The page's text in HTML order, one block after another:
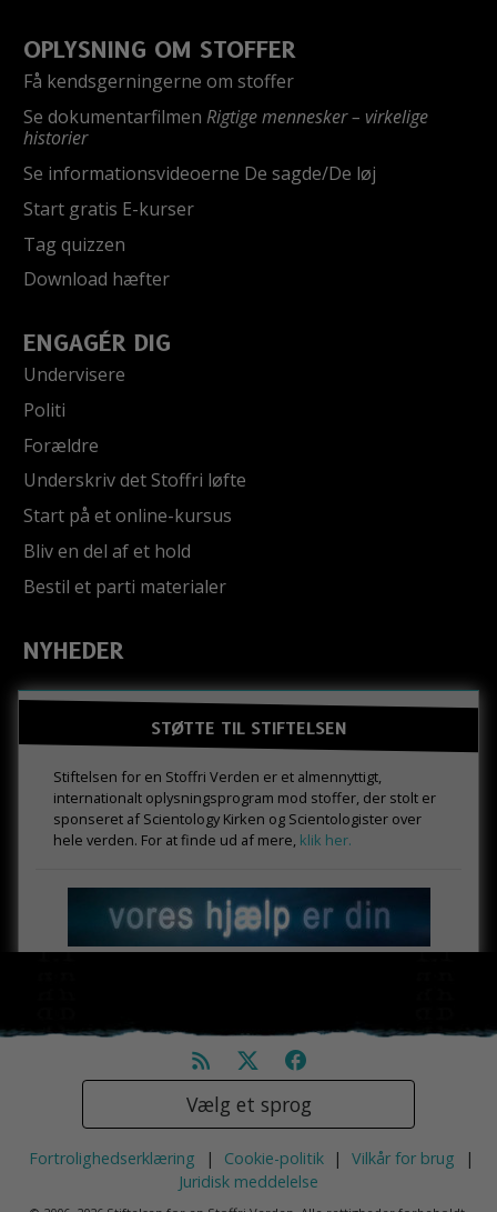
OPLYSNING OM STOFFER
Få kendsgerningerne om stoffer
Se dokumentarfilmen Rigtige mennesker – virkelige
historier
Se informationsvideoerne De sagde/De løj
Start gratis E-kurser
Tag quizzen
Download hæfter
ENGAGÉR DIG
Undervisere
Politi
Forældre
Underskriv det Stoffri løfte
Start på et online-kursus
Bliv en del af et hold
Bestil et parti materialer
NYHEDER
STØTTE TIL STIFTELSEN
Stiftelsen for en Stoffri Verden er et almennyttigt,
internationalt oplysningsprogram mod stoffer, der stolt er
sponseret af Scientology Kirken og Scientologister over
hele verden. For at finde ud af mere, klik her.
Vælg et sprog
Fortrolighedserklæring | Cookie-politik | Vilkår for brug
|
Juridisk meddelelse